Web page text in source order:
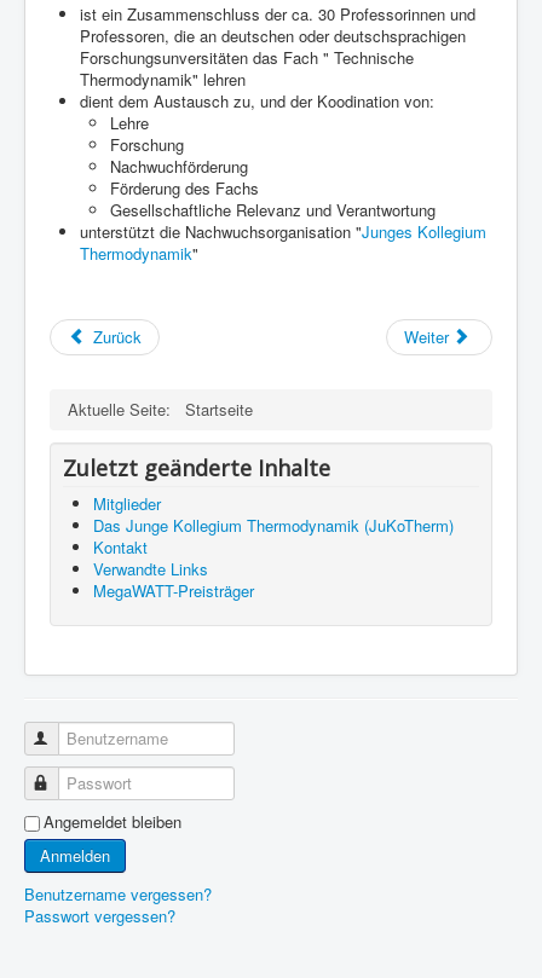
ist ein Zusammenschluss der ca. 30 Professorinnen und
Professoren, die an deutschen oder deutschsprachigen
Forschungsunversitäten das Fach " Technische
Thermodynamik" lehren
dient dem Austausch zu, und der Koodination von:
Lehre
Forschung
Nachwuchförderung
Förderung des Fachs
Gesellschaftliche Relevanz und Verantwortung
unterstützt die Nachwuchsorganisation "Junges Kollegium
Thermodynamik"
Zurück Weiter
Aktuelle Seite: Startseite
Zuletzt geänderte Inhalte
Mitglieder
Das Junge Kollegium Thermodynamik (JuKoTherm)
Kontakt
Verwandte Links
MegaWATT-Preisträger
Benutzername
Passwort
Angemeldet bleiben
Anmelden
Benutzername vergessen?
Passwort vergessen?